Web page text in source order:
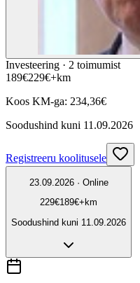
Investeering · 2 toimumist
189€229€+km
Koos KM-ga: 234,36€
Soodushind kuni 11.09.2026
Registreeru koolitusele
23.09.2026 · Online
229€189€+km
Soodushind kuni 11.09.2026